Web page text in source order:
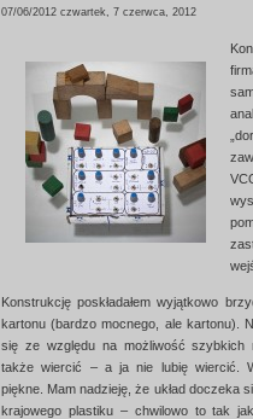
07/06/2012 czwartek, 7 czerwca, 2012
Konstrukcję poskładałem wyjątkowo
kartonu (bardzo mocnego, ale kartonu).
się ze względu na możliwość szybkich
także wiercić – a ja nie lubię wiercić.
piękne. Mam nadzieję, że układ doczeka
krajowego plastiku – chwilowo to tak